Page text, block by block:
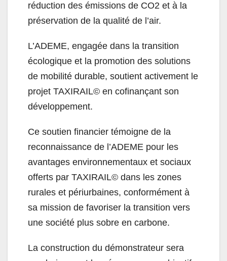
réduction des émissions de CO2 et à la
préservation de la qualité de l’air.
L’ADEME, engagée dans la transition
écologique et la promotion des solutions
de mobilité durable, soutient activement le
projet TAXIRAIL© en cofinançant son
développement.
Ce soutien financier témoigne de la
reconnaissance de l’ADEME pour les
avantages environnementaux et sociaux
offerts par TAXIRAIL© dans les zones
rurales et périurbaines, conformément à
sa mission de favoriser la transition vers
une société plus sobre en carbone.
La construction du démonstrateur sera